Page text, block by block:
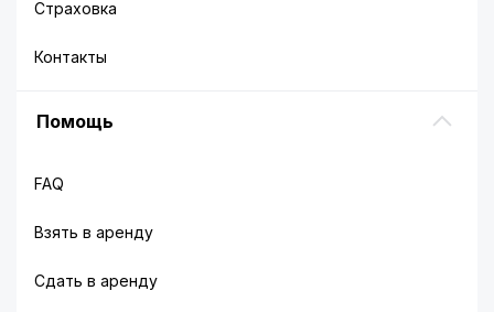
Страховка
Контакты
Помощь
FAQ
Взять в аренду
Сдать в аренду